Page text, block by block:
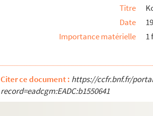
Roumanie
Royaume-Uni
Titre
Date
Importance matérielle
1
Citer ce document : https://ccfr.bnf.fr/
record=eadcgm:EADC:b1550641